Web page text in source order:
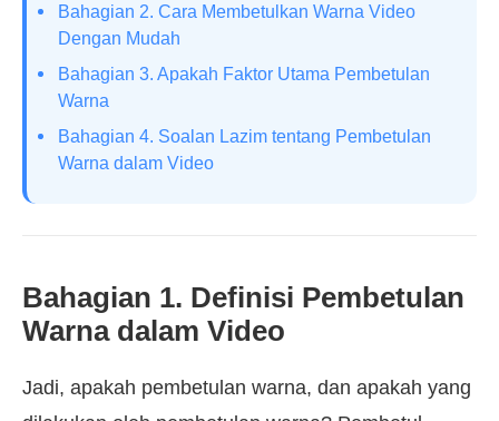
Bahagian 2. Cara Membetulkan Warna Video
Dengan Mudah
Bahagian 3. Apakah Faktor Utama Pembetulan
Warna
Bahagian 4. Soalan Lazim tentang Pembetulan
Warna dalam Video
Bahagian 1. Definisi Pembetulan
Warna dalam Video
Jadi, apakah pembetulan warna, dan apakah yang